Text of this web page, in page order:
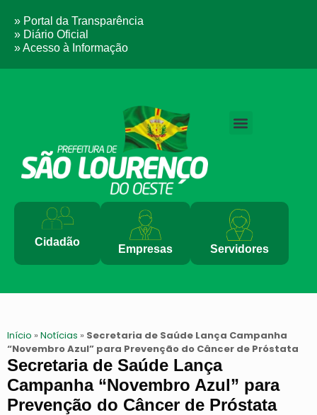
» Portal da Transparência
» Diário Oficial
» Acesso à Informação
Cidadão
Empresas Servidores
Início » Notícias » Secretaria de Saúde Lança Campanha
“Novembro Azul” para Prevenção do Câncer de Próstata
Secretaria de Saúde Lança
Campanha “Novembro Azul” para
Prevenção do Câncer de Próstata